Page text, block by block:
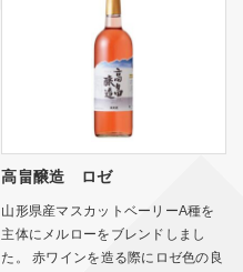
高畠醸造 ロゼ
山形県産マスカットベーリーA種を
主体にメルローをブレンドしまし
た。 赤ワインを造る際にロゼ色の良